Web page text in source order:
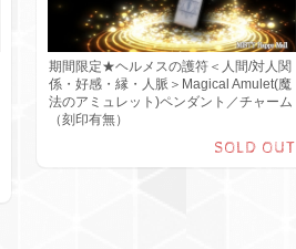
期間限定★ヘルメスの護符＜人間/対人関
係・好感・縁・人脈＞Magical Amulet(魔
法のアミュレット)ペンダント／チャーム
（刻印有無）
SOLD OUT